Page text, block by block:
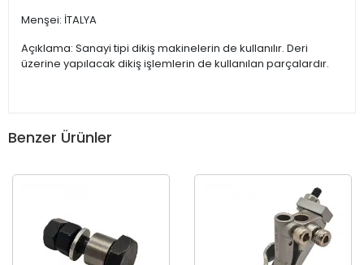
Menşei: İTALYA
Açıklama: Sanayi tipi dikiş makinelerin de kullanılır. Deri
üzerine yapılacak dikiş işlemlerin de kullanılan parçalardır.
Benzer Ürünler